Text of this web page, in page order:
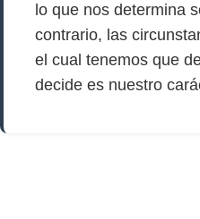
lo que nos determina
contrario, las
el cual tenemos que
decide es nuestro